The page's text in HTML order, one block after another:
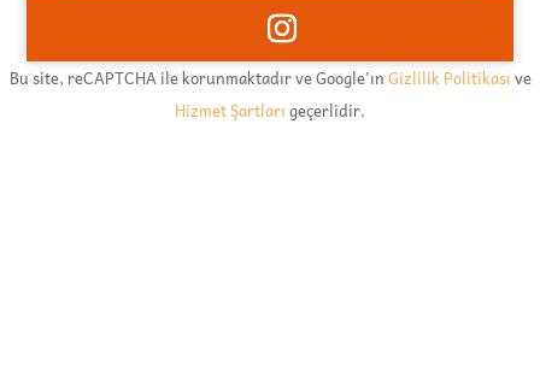
Bu site, reCAPTCHA ile korunmaktadır ve Google'ınGizlilik Politikasıve
Hizmet Şartlarıgeçerlidir.